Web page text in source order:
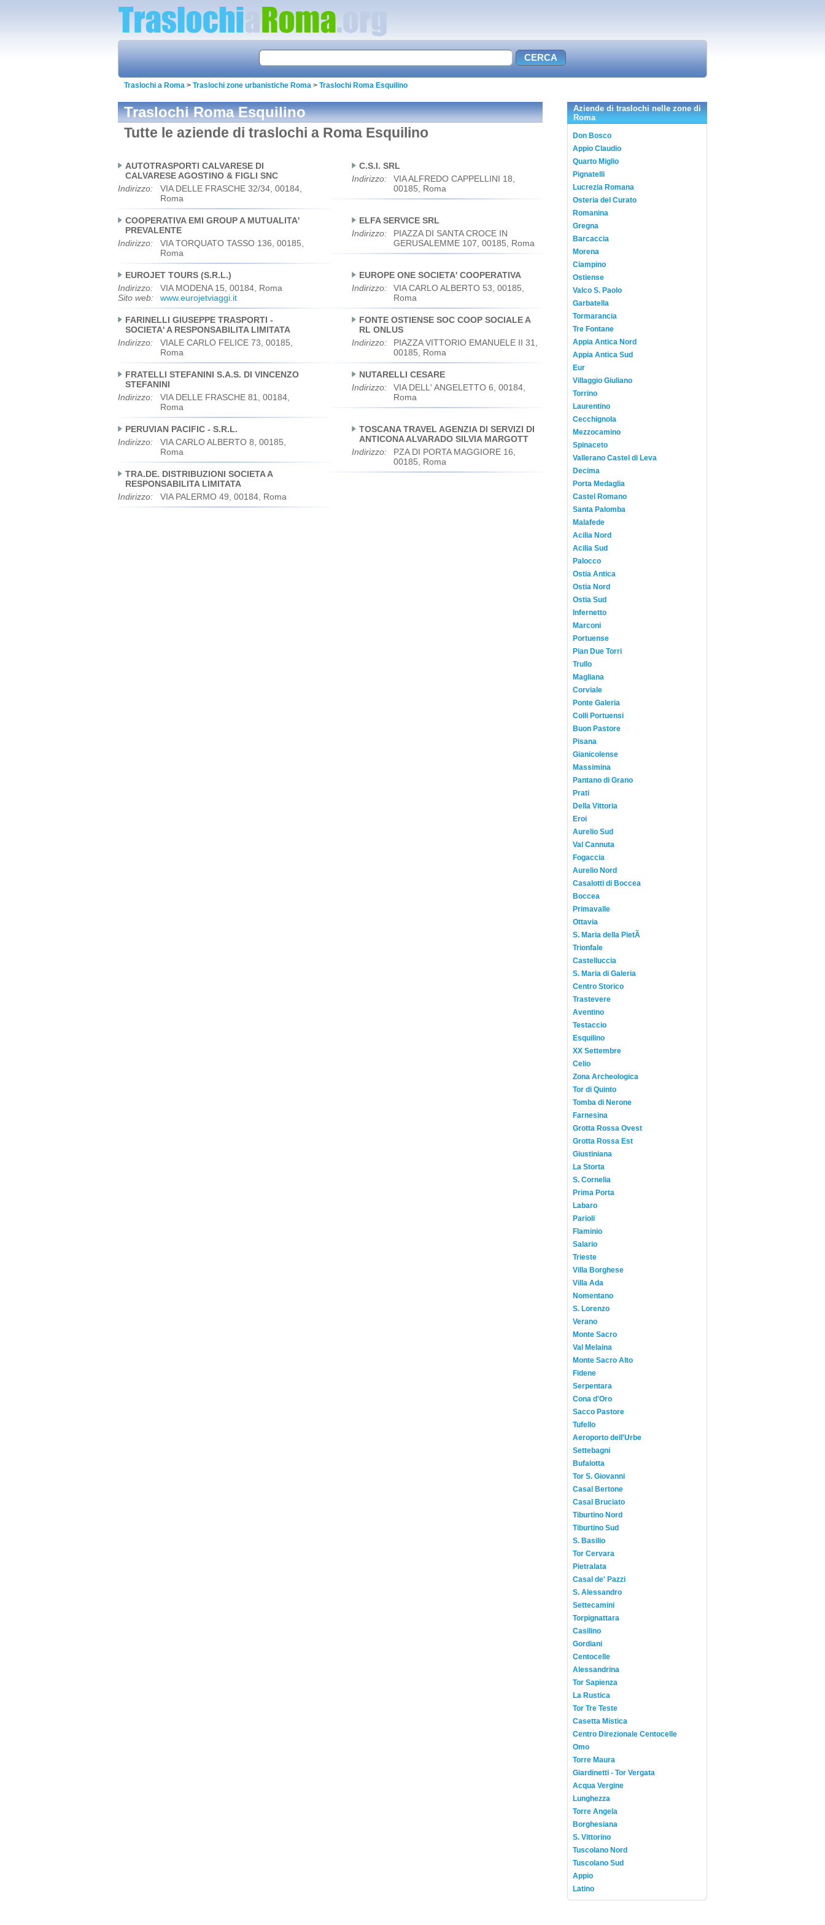
Traslochi a Roma > Traslochi zone urbanistiche Roma > Traslochi Roma Esquilino
Traslochi Roma Esquilino
Tutte le aziende di traslochi a Roma Esquilino
AUTOTRASPORTI CALVARESE DI
CALVARESE AGOSTINO & FIGLI SNC
Indirizzo:
VIA DELLE FRASCHE 32/34, 00184,
Roma
C.S.I. SRL
Indirizzo:
VIA ALFREDO CAPPELLINI 18,
00185, Roma
COOPERATIVA EMI GROUP A MUTUALITA'
PREVALENTE
Indirizzo:
VIA TORQUATO TASSO 136, 00185,
Roma
ELFA SERVICE SRL
Indirizzo:
PIAZZA DI SANTA CROCE IN
GERUSALEMME 107, 00185, Roma
EUROJET TOURS (S.R.L.)
Indirizzo:
VIA MODENA 15, 00184, Roma
Sito web:
www.eurojetviaggi.it
EUROPE ONE SOCIETA' COOPERATIVA
Indirizzo:
VIA CARLO ALBERTO 53, 00185,
Roma
FARINELLI GIUSEPPE TRASPORTI -
SOCIETA' A RESPONSABILITA LIMITATA
Indirizzo:
VIALE CARLO FELICE 73, 00185,
Roma
FONTE OSTIENSE SOC COOP SOCIALE A
RL ONLUS
Indirizzo:
PIAZZA VITTORIO EMANUELE II 31,
00185, Roma
FRATELLI STEFANINI S.A.S. DI VINCENZO
STEFANINI
Indirizzo:
VIA DELLE FRASCHE 81, 00184,
Roma
NUTARELLI CESARE
Indirizzo:
VIA DELL' ANGELETTO 6, 00184,
Roma
PERUVIAN PACIFIC - S.R.L.
Indirizzo:
VIA CARLO ALBERTO 8, 00185,
Roma
TOSCANA TRAVEL AGENZIA DI SERVIZI DI
ANTICONA ALVARADO SILVIA MARGOTT
Indirizzo:
PZA DI PORTA MAGGIORE 16,
00185, Roma
TRA.DE. DISTRIBUZIONI SOCIETA A
RESPONSABILITA LIMITATA
Indirizzo:
VIA PALERMO 49, 00184, Roma
Aziende di traslochi nelle zone di
Roma
Don Bosco
Appio Claudio
Quarto Miglio
Pignatelli
Lucrezia Romana
Osteria del Curato
Romanina
Gregna
Barcaccia
Morena
Ciampino
Ostiense
Valco S. Paolo
Garbatella
Tormarancia
Tre Fontane
Appia Antica Nord
Appia Antica Sud
Eur
Villaggio Giuliano
Torrino
Laurentino
Cecchignola
Mezzocamino
Spinaceto
Vallerano Castel di Leva
Decima
Porta Medaglia
Castel Romano
Santa Palomba
Malafede
Acilia Nord
Acilia Sud
Palocco
Ostia Antica
Ostia Nord
Ostia Sud
Infernetto
Marconi
Portuense
Pian Due Torri
Trullo
Magliana
Corviale
Ponte Galeria
Colli Portuensi
Buon Pastore
Pisana
Gianicolense
Massimina
Pantano di Grano
Prati
Della Vittoria
Eroi
Aurelio Sud
Val Cannuta
Fogaccia
Aurelio Nord
Casalotti di Boccea
Boccea
Primavalle
Ottavia
S. Maria della PietÃ
Trionfale
Castelluccia
S. Maria di Galeria
Centro Storico
Trastevere
Aventino
Testaccio
Esquilino
XX Settembre
Celio
Zona Archeologica
Tor di Quinto
Tomba di Nerone
Farnesina
Grotta Rossa Ovest
Grotta Rossa Est
Giustiniana
La Storta
S. Cornelia
Prima Porta
Labaro
Parioli
Flaminio
Salario
Trieste
Villa Borghese
Villa Ada
Nomentano
S. Lorenzo
Verano
Monte Sacro
Val Melaina
Monte Sacro Alto
Fidene
Serpentara
Cona d'Oro
Sacco Pastore
Tufello
Aeroporto dell'Urbe
Settebagni
Bufalotta
Tor S. Giovanni
Casal Bertone
Casal Bruciato
Tiburtino Nord
Tiburtino Sud
S. Basilio
Tor Cervara
Pietralata
Casal de' Pazzi
S. Alessandro
Settecamini
Torpignattara
Casilino
Gordiani
Centocelle
Alessandrina
Tor Sapienza
La Rustica
Tor Tre Teste
Casetta Mistica
Centro Direzionale Centocelle
Omo
Torre Maura
Giardinetti - Tor Vergata
Acqua Vergine
Lunghezza
Torre Angela
Borghesiana
S. Vittorino
Tuscolano Nord
Tuscolano Sud
Appio
Latino